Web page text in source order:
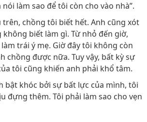
làm sao để tôi còn cho vào nhà”.
trên, chồng tôi biết hết. Anh cũng xót
biết làm gì. Từ nhỏ đến giờ,
trái ý mẹ. Giờ đây tôi không còn
chồng được nữa. Tuy vậy, bất kỳ sự
tôi cũng khiến anh phải khổ tâm.
bật khóc bởi sự bất lực của mình, tôi
đựng thêm. Tôi phải làm sao cho vẹn